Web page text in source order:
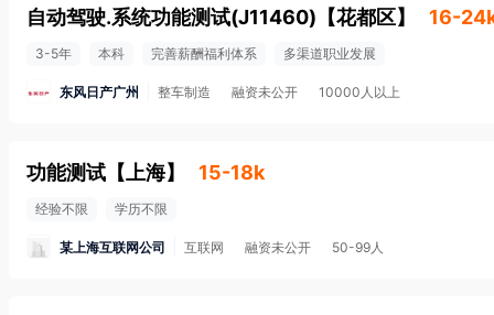
自动驾驶.系统功能测试(J11460) 【花都区】 16-
3-5年 本科 完善薪酬福利体系 多渠道职业发展
东风日产广州 整车制造 融资未公开 10000人以上
功能测试 【 上海】 15-18k
经验不限 学历不限
某上海互联网公司 互联网 融资未公开 50-99人